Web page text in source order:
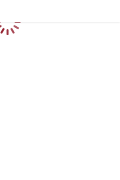
Caricamento